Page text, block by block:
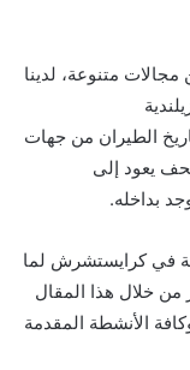
متنوعة، لدينا
الطيران من جهات
يعود إلى
بداخله.
في كرايستشرش لما
من خلال هذا المقال
الأنشطة المقدمة